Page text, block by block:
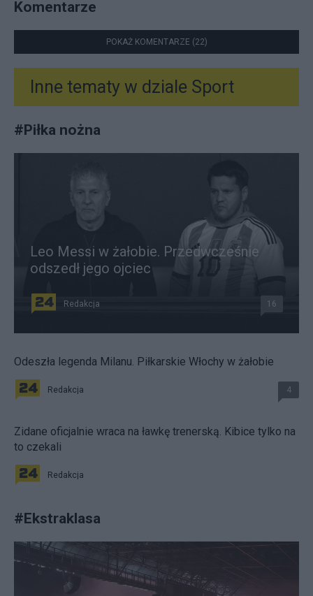
Komentarze
POKAŻ KOMENTARZE (22)
Inne tematy w dziale Sport
#Piłka nożna
Leo Messi w żałobie. Przedwcześnie
odszedł jego ojciec
Redakcja 16
Odeszła legenda Milanu. Piłkarskie Włochy w żałobie
Redakcja 4
Zidane oficjalnie wraca na ławkę trenerską. Kibice tylko na
to czekali
Redakcja
#Ekstraklasa